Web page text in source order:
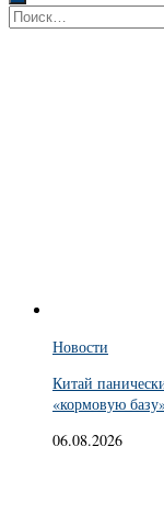
Найти:
Новости
Китай
«кормовую базу»
06.08.2026